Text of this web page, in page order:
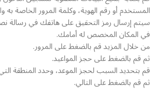
المستخدم أو رقم الهوية، وكلمة المرور الخاصة به
سيتم إرسال رمز التحقيق على هاتفك في رسالة
في المكان المخصص له أمامك.
من خلال المزيد قم بالضغط على المرور.
ثم قم بالضغط على حجز المواعيد.
قم بتحديد السبب لحجز الموعد، وحدد المنطقة
ثم قم بالضغط على التالي.